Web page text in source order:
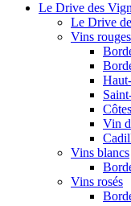
Le Drive des
Le Drive
Vins rouges
Vin
Vins blancs
Vins rosés